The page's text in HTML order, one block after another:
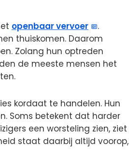
openbaar vervoer
.
thuiskomen. Daarom
Zolang hun optreden
de meeste mensen het
kordaat te handelen. Hun
Soms betekent dat harder
een worsteling zien, ziet
staat daarbij altijd voorop,